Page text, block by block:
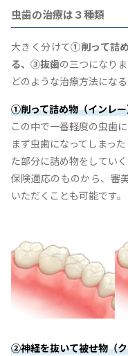
虫歯の治療は３種類
大きく分けて①削って詰
る、③抜歯の三つになりま
どのような治療方法にな
①削って詰め物（インレ
この中で一番軽度の虫歯
まず虫歯になってしまっ
た部分に詰め物をしていく
保険適応のものから、審
いただくことも可能です。
②神経を抜いて被せ物（